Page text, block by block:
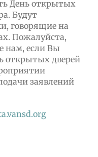
День открытых
Будут
говорящие на
Пожалуйста,
нам, если Вы
открытых дверей
заявлений